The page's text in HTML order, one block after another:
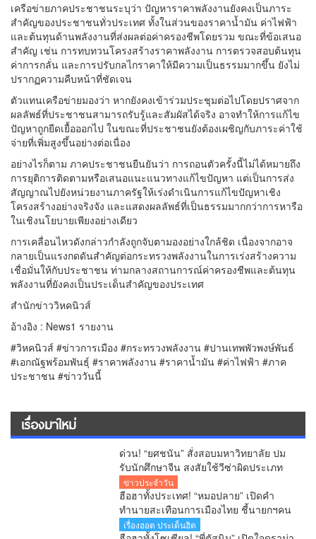
เครือข่ายภาคประชาชนระบุว่า ปัญหาราคาพลังงานยังคงเป็นภาระ
สำคัญของประชาชนทั่วประเทศ ทั้งในส่วนของราคาน้ำมัน ค่าไฟฟ้า
และต้นทุนด้านพลังงานที่ส่งผลต่อค่าครองชีพโดยรวม ขณะที่ข้อเสนอ
สำคัญ เช่น การทบทวนโครงสร้างราคาพลังงาน การตรวจสอบต้นทุน
ค่าการกลั่น และการปรับกลไกราคาให้มีความเป็นธรรมมากขึ้น ยังไม่
ปรากฏความคืบหน้าที่ชัดเจน
ตัวแทนเครือข่ายมองว่า หากยังคงเข้าร่วมประชุมต่อไปโดยปราศจาก
ผลลัพธ์ที่ประชาชนสามารถรับรู้และสัมผัสได้จริง อาจทำให้การแก้ไข
ปัญหาถูกยืดเยื้อออกไป ในขณะที่ประชาชนยังต้องเผชิญกับภาระค่าใช้
จ่ายที่เพิ่มสูงขึ้นอย่างต่อเนื่อง
อย่างไรก็ตาม ภาคประชาชนยืนยันว่า การถอนตัวครั้งนี้ไม่ได้หมายถึง
การยุติการติดตามหรือเสนอแนะแนวทางแก้ไขปัญหา แต่เป็นการส่ง
สัญญาณไปยังหน่วยงานภาครัฐให้เร่งดำเนินการแก้ไขปัญหาเชิง
โครงสร้างอย่างจริงจัง และแสดงผลลัพธ์ที่เป็นธรรมมากกว่าการหารือ
ในเชิงนโยบายเพียงอย่างเดียว
การเคลื่อนไหวดังกล่าวกำลังถูกจับตามองอย่างใกล้ชิด เนื่องจากอาจ
กลายเป็นแรงกดดันสำคัญต่อกระทรวงพลังงานในการเร่งสร้างความ
เชื่อมั่นให้กับประชาชน ท่ามกลางสถานการณ์ค่าครองชีพและต้นทุน
พลังงานที่ยังคงเป็นประเด็นสำคัญของประเทศ
สำนักข่าววิหคนิวส์
อ้างอิง : News1 รายงาน
#วิหคนิวส์ #ข่าวการเมือง #กระทรวงพลังงาน #ปานเทพพัวพงษ์พันธ์
#เอกณัฐพร้อมพันธุ์ #ราคาพลังงาน #ราคาน้ำมัน #ค่าไฟฟ้า #ภาค
ประชาชน #ข่าววันนี้
เรื่องมาใหม่
ด่วน! “ยศชนัน” สั่งสอบมหาวิทยาลัย ปม
รับนักศึกษาจีน สงสัยใช้วีซ่าผิดประเภท
ลั่นพบจะเอาผิด
ข่าวประจำวัน
ฮือฮาทั้งประเทศ! “หมอปลาย” เปิดคำ
ทำนายสะเทือนการเมืองไทย ชี้นายกฯคน
ใหม่ หนุ่มหน้าใหม่ พรรคใหม่ โปรไฟล์
เรื่องฮอต ประเด็นฮิต